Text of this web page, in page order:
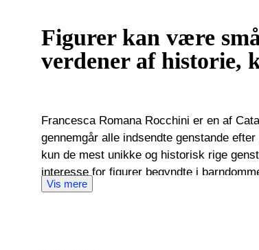
Figurer kan være
verdener af historie,
Francesca Romana Rocchini er en af
gennemgår alle indsendte genstande
kun de mest unikke og historisk rige genstande
interesse for figurer begyndte i
samlinger i hendes oldemors hjem og af
Vis mere